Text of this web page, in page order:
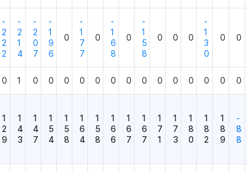
-
2
2
2
-
2
1
4
-
2
0
7
-
1
9
6
0
-
1
7
7
0
-
1
6
8
0
-
1
5
8
0 0 0
-
1
3
0
0 0
0 1 0 0 0 0 0 0 0 0 0 0 0 0 0 0
1
2
9
1
4
3
1
4
7
1
5
4
1
5
8
1
6
4
1
5
8
1
6
6
1
6
7
1
6
7
1
7
1
1
7
3
1
8
0
1
8
2
1
8
9
-
8
8